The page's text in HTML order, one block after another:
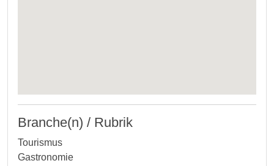
Branche(n) / Rubrik
Tourismus
Gastronomie